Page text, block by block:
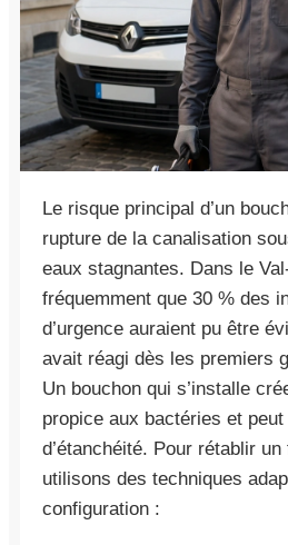
Le risque principal d’un
rupture de la canalisation
eaux stagnantes. Dans le
fréquemment que 30 % des
d’urgence auraient pu être
avait réagi dès les premiers
Un bouchon qui s’installe
propice aux bactéries et
d’étanchéité. Pour rétablir
utilisons des techniques
configuration :